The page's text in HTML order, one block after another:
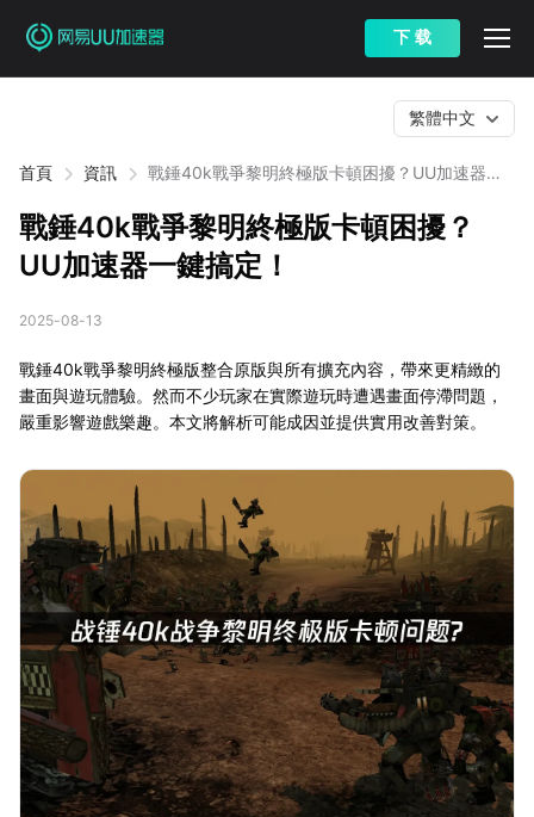
下 载
首頁 資訊
戰錘40k戰爭黎明終極版卡頓困擾？UU加速器一
繁體中文
戰錘40k戰爭黎明終極版卡頓困擾？
UU加速器一鍵搞定！
2025-08-13
戰錘40k戰爭黎明終極版整合原版與所有擴充內容，帶來更精緻的
畫面與遊玩體驗。然而不少玩家在實際遊玩時遭遇畫面停滯問題，
嚴重影響遊戲樂趣。本文將解析可能成因並提供實用改善對策。